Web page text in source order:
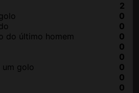
2
0
0
do último homem
0
0
0
um golo
0
0
0